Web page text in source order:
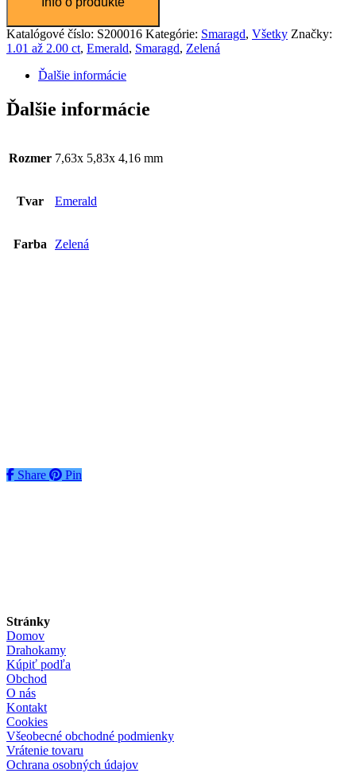
Color
Transparency
Window
Color
Transparency
Font Size
Text Edge Style
Font Family
Resetrestore all settings to the default values
End of dialog window.
Katalógové číslo: S200016 Kategórie: Smaragd, Všetky Značky:
1.01 až 2.00 ct, Emerald, Smaragd, Zelená
Ďalšie informácie
Ďalšie informácie
Rozmer 7,63x 5,83x 4,16 mm
Tvar Emerald
Farba Zelená
Share
Share Pin
Stránky
Domov
Drahokamy
Kúpiť podľa
Obchod
O nás
Kontakt
Cookies
Všeobecné obchodné podmienky
Vrátenie tovaru
Ochrana osobných údajov